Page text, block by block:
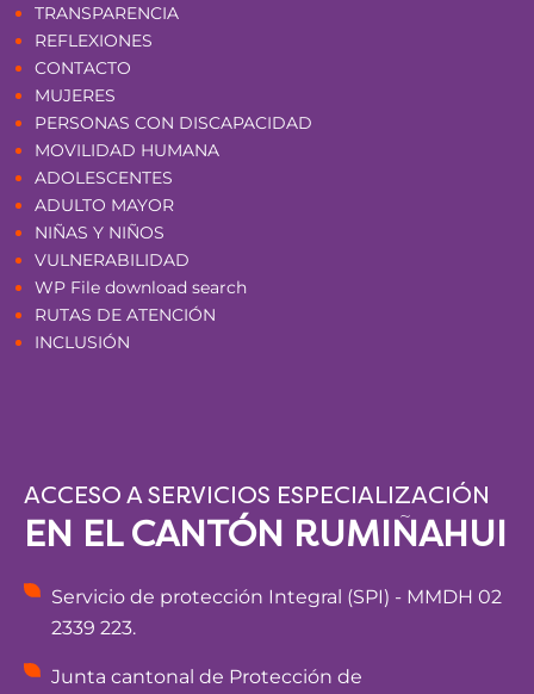
TRANSPARENCIA
REFLEXIONES
CONTACTO
MUJERES
PERSONAS CON DISCAPACIDAD
MOVILIDAD HUMANA
ADOLESCENTES
ADULTO MAYOR
NIÑAS Y NIÑOS
VULNERABILIDAD
WP File download search
RUTAS DE ATENCIÓN
INCLUSIÓN
ACCESO A SERVICIOS ESPECIALIZACIÓN
EN EL CANTÓN RUMIÑAHUI
Servicio de protección Integral (SPI) - MMDH 02
2339 223.
Junta cantonal de Protección de